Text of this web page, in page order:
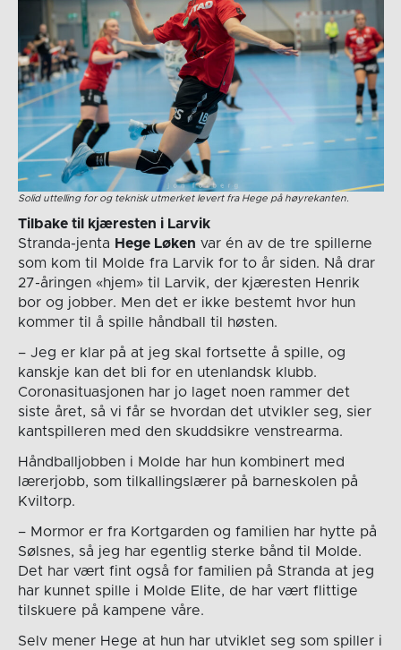
Solid uttelling for og teknisk utmerket levert fra Hege på høyrekanten.
Tilbake til kjæresten i Larvik
Stranda-jenta Hege Løken var én av de tre spillerne
som kom til Molde fra Larvik for to år siden. Nå drar
27-åringen «hjem» til Larvik, der kjæresten Henrik
bor og jobber. Men det er ikke bestemt hvor hun
kommer til å spille håndball til høsten.
– Jeg er klar på at jeg skal fortsette å spille, og
kanskje kan det bli for en utenlandsk klubb.
Coronasituasjonen har jo laget noen rammer det
siste året, så vi får se hvordan det utvikler seg, sier
kantspilleren med den skuddsikre venstrearma.
Håndballjobben i Molde har hun kombinert med
lærerjobb, som tilkallingslærer på barneskolen på
Kviltorp.
– Mormor er fra Kortgarden og familien har hytte på
Sølsnes, så jeg har egentlig sterke bånd til Molde.
Det har vært fint også for familien på Stranda at jeg
har kunnet spille i Molde Elite, de har vært flittige
tilskuere på kampene våre.
Selv mener Hege at hun har utviklet seg som spiller i